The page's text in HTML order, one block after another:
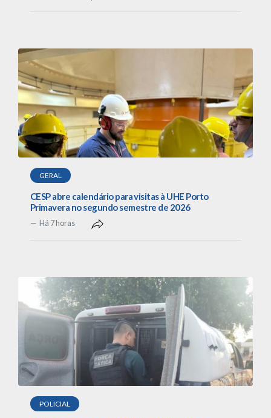
GERAL
CESP abre calendário para visitas à UHE Porto
Primavera no segundo semestre de 2026
Há 7 horas
POLICIAL